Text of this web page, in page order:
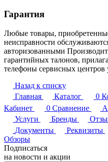
Гарантия
Любые товары,
неисправности
авторизованными
гарантийных талонов,
телефоны сервисных центров
Назад к списку
Главная
Каталог 0
Кабинет
0 Сравнение
Услуги
Бренды
Документы
Реквизиты
Обзоры
Подписаться
на новости и акции